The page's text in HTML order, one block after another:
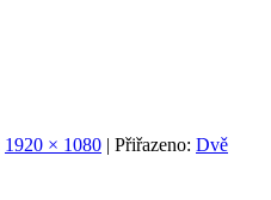
1920 × 1080 | Přiřazeno: Dvě